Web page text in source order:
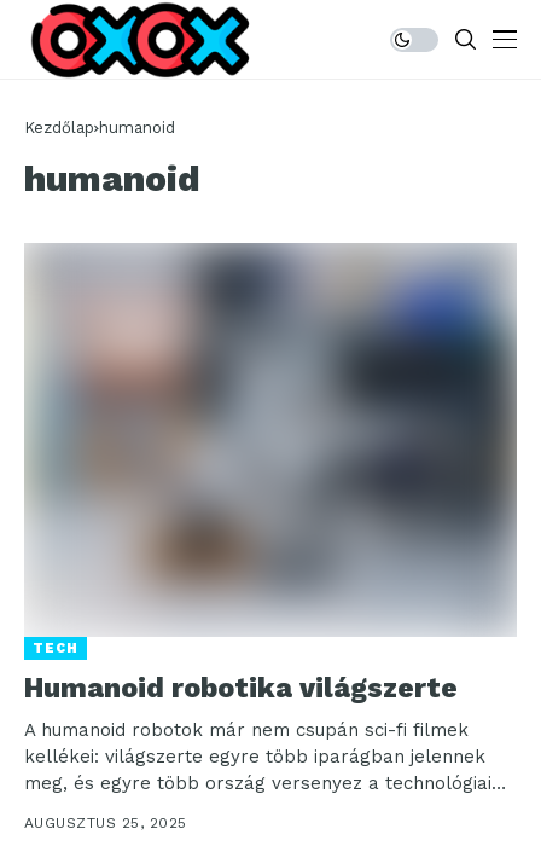
Kezdőlap humanoid
humanoid
TECH
Humanoid robotika világszerte
A humanoid robotok már nem csupán sci-fi filmek
kellékei: világszerte egyre több iparágban jelennek
meg, és egyre több ország versenyez a technológiai
AUGUSZTUS 25, 2025